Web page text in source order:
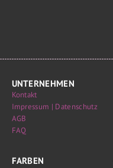
UNTERNEHMEN
Kontakt
Impressum | Datenschutz
AGB
FAQ
FARBEN